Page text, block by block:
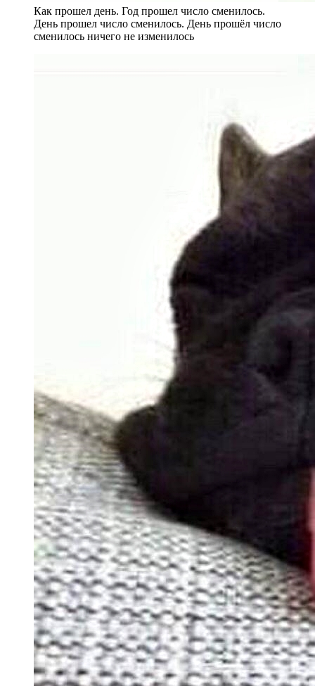
Как прошел день. Год прошел число сменилось.
День прошел число сменилось. День прошёл число
сменилось ничего не изменилось